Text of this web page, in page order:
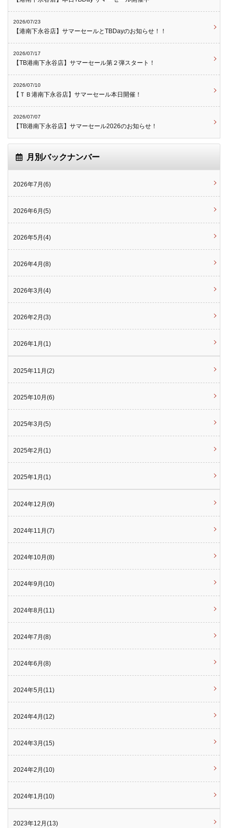
2026/07/23
【港南下永谷店】サマーセールとTBDayのお知らせ！！
2026/07/17
【TB港南下永谷店】サマーセール第２弾スタート！
2026/07/10
【ＴＢ港南下永谷店】サマーセール本日開催！
2026/07/07
【TB港南下永谷店】サマーセール2026のお知らせ！
月別バックナンバー
2026年7月(6)
2026年6月(5)
2026年5月(4)
2026年4月(8)
2026年3月(4)
2026年2月(3)
2026年1月(1)
2025年11月(2)
2025年10月(6)
2025年3月(5)
2025年2月(1)
2025年1月(1)
2024年12月(9)
2024年11月(7)
2024年10月(8)
2024年9月(10)
2024年8月(11)
2024年7月(8)
2024年6月(8)
2024年5月(11)
2024年4月(12)
2024年3月(15)
2024年2月(10)
2024年1月(10)
2023年12月(13)